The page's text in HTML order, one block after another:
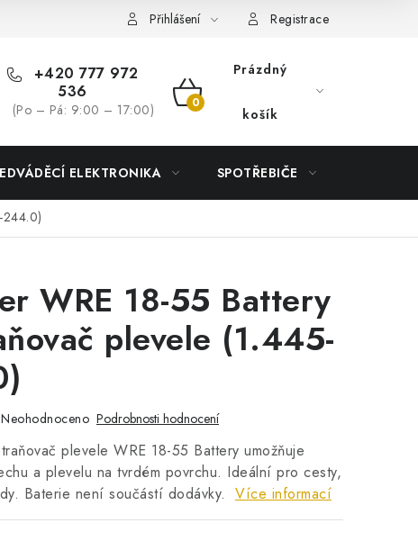
Přihlášení Registrace
+420 777 972
536
(Po – Pá: 9:00 – 17:00)
NÁKUPNÍ
Prázdný
košík
ELEKTRONIKA SPOTŘEBIČE
244.0)
WRE 18-55 Battery
plevele (1.445-
Neohodnoceno Podrobnosti hodnocení
plevele WRE 18-55 Battery umožňuje
a plevelu na tvrdém povrchu. Ideální pro cesty,
Baterie není součástí dodávky. Více informací